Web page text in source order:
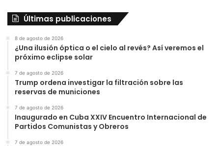
Últimas publicaciones
8 de agosto de 2026
¿Una ilusión óptica o el cielo al revés? Así veremos el
próximo eclipse solar
7 de agosto de 2026
Trump ordena investigar la filtración sobre las
reservas de municiones
7 de agosto de 2026
Inaugurado en Cuba XXIV Encuentro Internacional de
Partidos Comunistas y Obreros
7 de agosto de 2026